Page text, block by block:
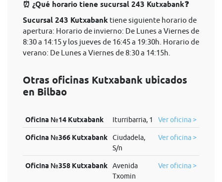
⏰ ¿Qué horario tiene sucursal 243 Kutxabank❓
Sucursal 243 Kutxabank tiene siguiente horario de
apertura: Horario de invierno: De Lunes a Viernes de
8:30 a 14:15 y los jueves de 16:45 a 19:30h. Horario de
verano: De Lunes a Viernes de 8:30 a 14:15h.
Otras oficinas Kutxabank ubicados
en Bilbao
Oficina №14 Kutxabank Iturribarria, 1 Ver oficina >
Oficina №366 Kutxabank
Ciudadela,
S/n
Ver oficina >
Oficina №358 Kutxabank
Avenida
Txomin
Ver oficina >